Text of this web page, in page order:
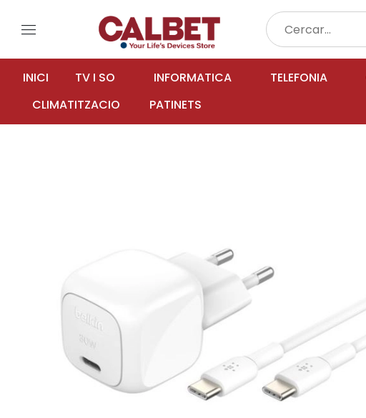
menu
INICI TV I SO INFORMATICA TELEFONIA
CLIMATITZACIO
PATINETS